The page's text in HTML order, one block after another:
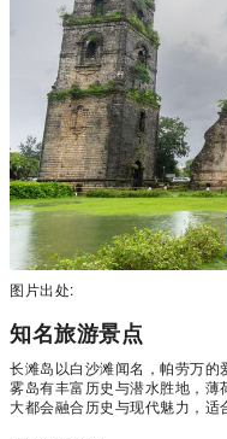
图片出处:
知名旅游景点
长滩岛以白沙滩闻名，帕劳万
雾岛有丰富历史与潜水胜地，
大都会融合历史与现代魅力，适